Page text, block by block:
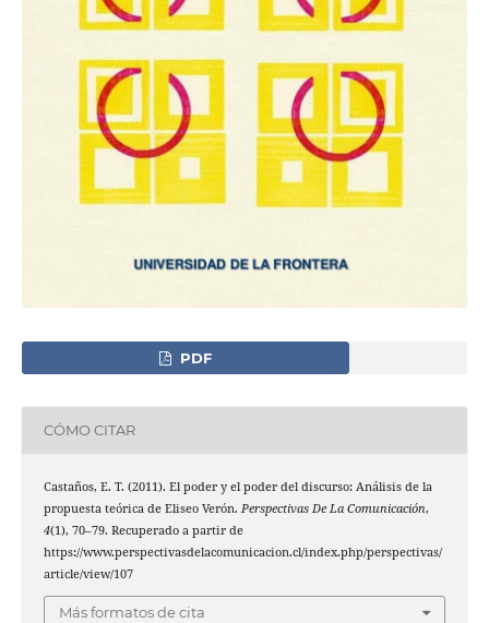
PDF
CÓMO CITAR
Castaños, E. T. (2011). El poder y el poder del discurso: Análisis de la
propuesta teórica de Eliseo Verón. Perspectivas De La Comunicación,
4(1), 70–79. Recuperado a partir de
https://www.perspectivasdelacomunicacion.cl/index.php/perspectivas/
article/view/107
Más formatos de cita